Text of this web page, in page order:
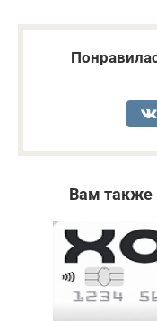
Вам также